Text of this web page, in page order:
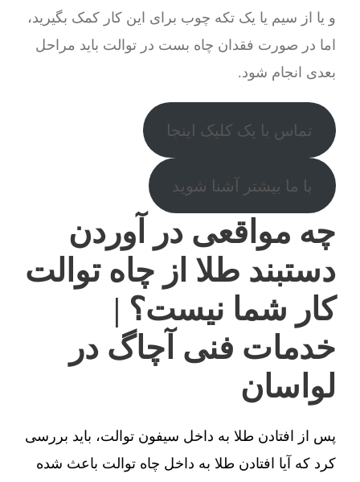
و یا از سیم یا یک تکه چوب برای این کار کمک بگیرید،
اما در صورت فقدان چاه بست در توالت باید مراحل
بعدی انجام شود.
تماس با یک کلیک اینجا
با ما بیشتر آشنا شوید
چه مواقعی در آوردن
دستبند طلا از چاه توالت
کار شما نیست؟ |
خدمات فنی آچاگ در
لواسان
پس از افتادن طلا به داخل سیفون توالت، باید بررسی
کرد که آیا افتادن طلا به داخل چاه توالت باعث شده